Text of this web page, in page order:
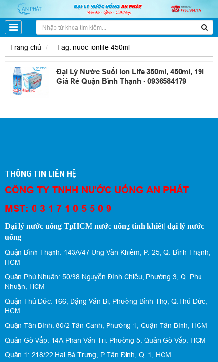
Trang chủ Tag: nuoc-ionlife-450ml
Đại Lý Nước Suối Ion Life 350ml, 450ml, 19l
Giá Rẻ Quận Bình Thạnh - 0936584179
THÔNG TIN LIÊN HỆ
CÔNG TY TNHH NƯỚC UỐNG AN PHÁT
MST: 0 3 1 7 1 0 5 5 0 9
Đại lý nước uống TpHCM nước uống tinh khiết| đại lý nước
uống
Quận Bình Thạnh: 143A/47 Ung Văn Khiêm, P. 25, Q. Bình Thạnh,
HCM
Quận Phú Nhuận: 50/38 Nguyễn Đình Chiểu, Phường 3, Q. Phú
Nhuận, HCM
Quận Thủ Đức: 166, Đặng Văn Bi, Phường Bình Thọ, Q.Thủ Đức,
HCM
Quận Tân Bình: 80/2 Tân Canh, Phường 1, Quận Tân Bình, HCM
Quận Gò Vấp: 14A Phan Văn Trị, Phường 5, Quận Gò Vấp, HCM
Quận 1: 218/22 Hai Bà Trưng, P.Tân Định, Q. 1, HCM